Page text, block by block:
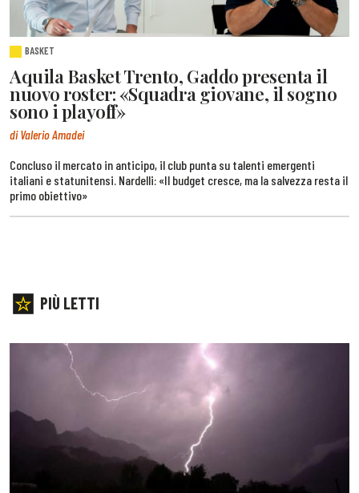
BASKET
Aquila Basket Trento, Gaddo presenta il
nuovo roster: «Squadra giovane, il sogno
sono i playoff»
di Valerio Amadei
Concluso il mercato in anticipo, il club punta su talenti emergenti
italiani e statunitensi. Nardelli: «Il budget cresce, ma la salvezza resta il
primo obiettivo»
PIÙ LETTI